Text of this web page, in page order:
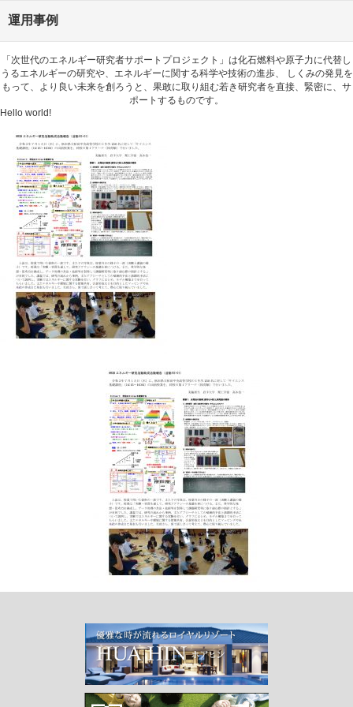
運用事例
「次世代のエネルギー研究者サポートプロジェクト」は化石燃料や原子力に代替し
うるエネルギーの研究や、エネルギーに関する科学や技術の進歩、 しくみの発見を
もって、より良い未来を創ろうと、果敢に取り組む若き研究者を直接、緊密に、サ
ポートするものです。
Hello world!